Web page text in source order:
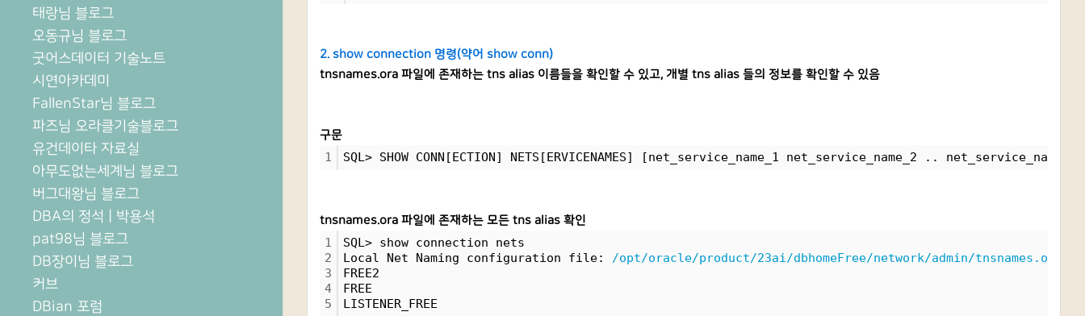
태랑님 블로그
오동규님 블로그
굿어스데이터 기술노트
시연아카데미
FallenStar님 블로그
파즈님 오라클기술블로그
유건데이타 자료실
아무도없는세계님 블로그
버그대왕님 블로그
DBA의 정석 | 박용석
pat98님 블로그
DB장이님 블로그
커브
DBian 포럼
2. show connection 명령(약어 show conn)
tnsnames.ora 파일에 존재하는 tns alias 이름들을 확인할 수 있고, 개별 tns alias 들의 정보를 확인할 수 있음
구문
1 SQL> SHOW CONN[ECTION] NETS[ERVICENAMES] [net_service_name_1 net_service_name_2 .. net_service_name_n]
tnsnames.ora 파일에 존재하는 모든 tns alias 확인
1
2
3
4
5
SQL> show connection nets
Local Net Naming configuration file: /opt/oracle/product/23ai/dbhomeFree/network/admin/tnsnames.ora
FREE2
FREE
LISTENER_FREE